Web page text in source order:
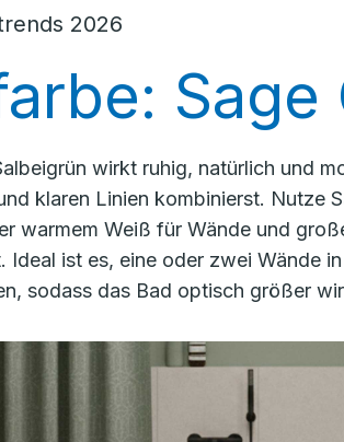
2026
Sage
wirkt ruhig, natürlich und
klaren Linien kombinierst. Nutze
warmem Weiß für Wände und
Ideal ist es, eine oder zwei Wände
sodass das Bad optisch größer